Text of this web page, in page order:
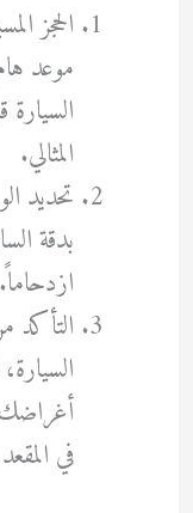
الحجز
موعد
المثالي.
تحديد
بدقة
ازدحاماً.
التأكد
أغراضك
في